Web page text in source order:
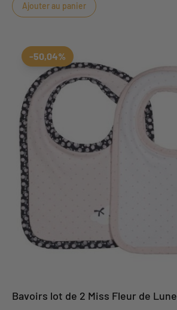
Ajouter au panier
-50,04%
Bavoirs lot de 2 Miss Fleur de Lune